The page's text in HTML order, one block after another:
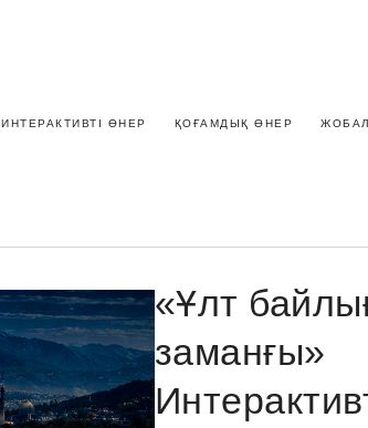
ИНТЕРАКТИВТІ ӨНЕР ҚОҒАМДЫҚ ӨНЕР
«Ұлт
заманғы»